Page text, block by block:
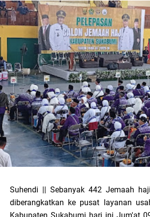
Suhendi || Sebanyak 442 Jemaah
diberangkatkan ke pusat layanan
Kabupaten Sukabumi hari ini Jum'at